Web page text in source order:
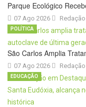
Parque Ecológico
07 Ago 2026 Redação
São Carlos Amplia
07 Ago 2026
POLÍTICA
Redação
EDUCAÇÃO